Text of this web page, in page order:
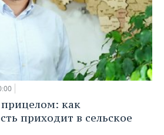
как
приходит в сельское